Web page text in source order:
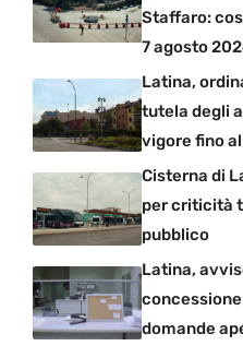
Staffaro:
7 agosto
Latina,
tutela degli
vigore fino
Cisterna di
per criticità
pubblico
Latina,
domande